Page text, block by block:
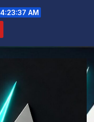
4:23:39 AM